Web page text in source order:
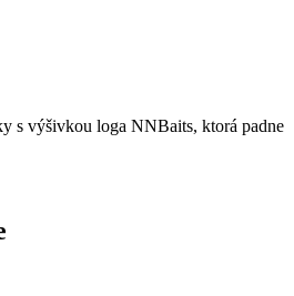
s výšivkou loga NNBaits, ktorá padne